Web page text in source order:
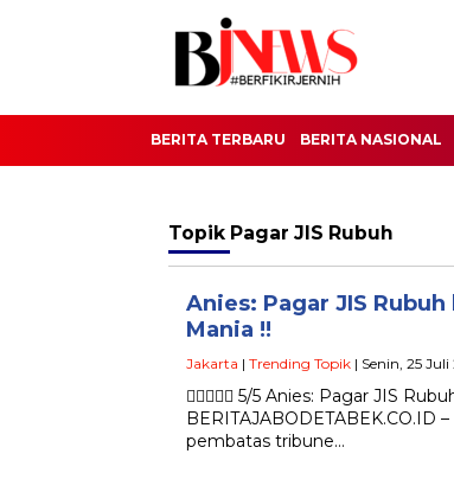
BERITA TERBARU BERITA NASIONAL
Topik Pagar JIS Rubuh
Anies: Pagar JIS
Mania !!
Jakarta | Trending Topik | Senin, 25
 5/5 Anies: Pagar JIS
BERITAJABODETABEK.CO.ID
pembatas tribune…